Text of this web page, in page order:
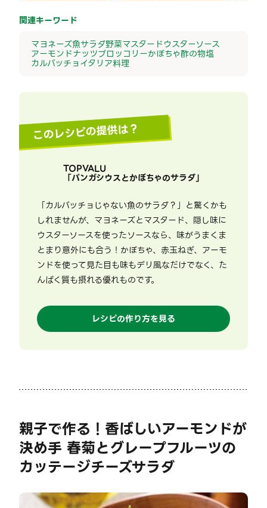
関連キーワード
マヨネーズ魚サラダ野菜マスタードウスターソース
アーモンドナッツブロッコリーかぼちゃ酢の物塩
カルパッチョイタリア料理
このレシピの提供は？
TOPVALU
「パンガシウスとかぼちゃのサラダ」
「カルパッチョじゃない魚のサラダ？」と驚くかも
しれませんが、マヨネーズとマスタード、隠し味に
ウスターソースを使ったソースなら、味がうまくま
とまり意外にも合う！かぼちゃ、赤玉ねぎ、アーモ
ンドを使って見た目も味もデリ風なだけでなく、た
んぱく質も摂れる優れものです。
レシピの作り方を見る
親子で作る！香ばしいアーモンドが
決め手 春菊とグレープフルーツの
カッテージチーズサラダ